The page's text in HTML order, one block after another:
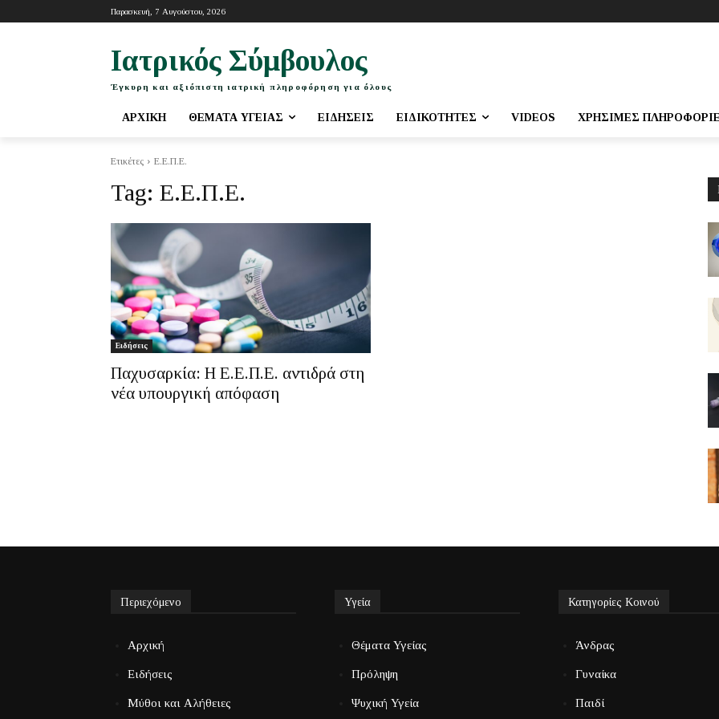
Παρασκευή, 7 Αυγούστου, 2026
Ιατρικός Σύμβουλος
Έγκυρη και αξιόπιστη ιατρική πληροφόρηση για όλους
ΑΡΧΙΚΉ ΘΈΜΑΤΑ ΥΓΕΊΑΣ ΕΙΔΉΣΕΙΣ ΕΙΔΙΚΌΤΗΤΕΣ VIDEOS ΧΡΉΣΙΜΕΣ
Ετικέτες Ε.Ε.Π.Ε.
Tag: Ε.Ε.Π.Ε.
Ειδήσεις
Παχυσαρκία: Η Ε.Ε.Π.Ε. αντιδρά στη
νέα υπουργική απόφαση
Περιεχόμενο
Αρχική
Ειδήσεις
Μύθοι και Αλήθειες
Υγεία
Θέματα Υγείας
Πρόληψη
Ψυχική Υγεία
Κατηγορίες Κοινού
Άνδρας
Γυναίκα
Παιδί